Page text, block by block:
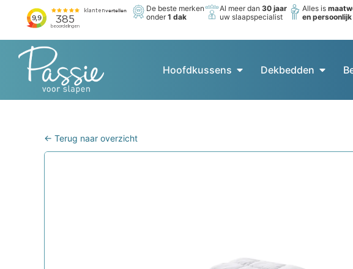
De beste merken
onder1 dak
Al meer dan30 jaar
uw slaapspecialist
Alles is
en persoonlijk
Hoofdkussens Dekbedden
← Terug naar overzicht